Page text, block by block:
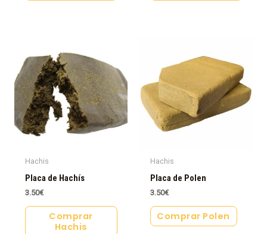
Hachis
Placa de Hachís
3.50€
Comprar
Hachis
Hachis
Placa de Polen
3.50€
Comprar Polen